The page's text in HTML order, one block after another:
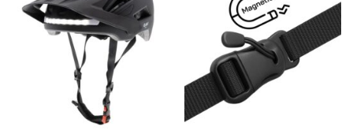
Možnosti
lze
vybrat
stránce
produktu